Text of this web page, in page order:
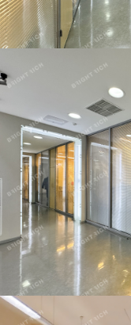
Красногвардейский
ст.м. Ладожская
Bright Rich |
International
Электричество: есть
Интернет: есть
Снять, арендовать